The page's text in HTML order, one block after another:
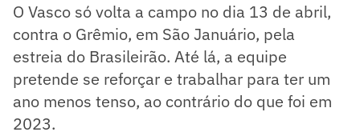
O Vasco só volta a campo no dia 13 de abril,
contra o Grêmio, em São Januário, pela
estreia do Brasileirão. Até lá, a equipe
pretende se reforçar e trabalhar para ter um
ano menos tenso, ao contrário do que foi em
2023.